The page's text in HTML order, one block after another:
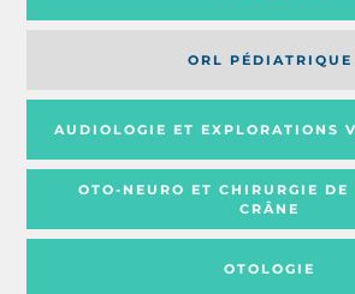
ORL PÉDIATRIQUE
AUDIOLOGIE ET EXPLORATIONS
OTO-NEURO ET CHIRURGIE DE
CRÂNE
OTOLOGIE